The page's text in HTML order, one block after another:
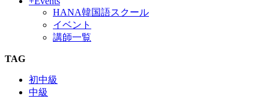
HANA韓国語スクール
イベント
講師一覧
TAG
初中級
中級